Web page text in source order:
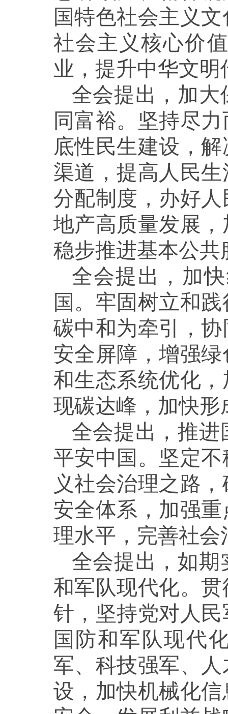
国特色社会主义
社会主义核心价
业，提升中华文
全会提出，加
同富裕。坚持尽
底性民生建设，
渠道，提高人民
分配制度，办好
地产高质量发展
稳步推进基本公共
全会提出，加
国。牢固树立和
碳中和为牵引，
安全屏障，增强
和生态系统优化
现碳达峰，加快
全会提出，推
平安中国。坚定
义社会治理之路
安全体系，加强
理水平，完善社会
全会提出，如
和军队现代化。
针，坚持党对人
国防和军队现代
军、科技强军、
设，加快机械化